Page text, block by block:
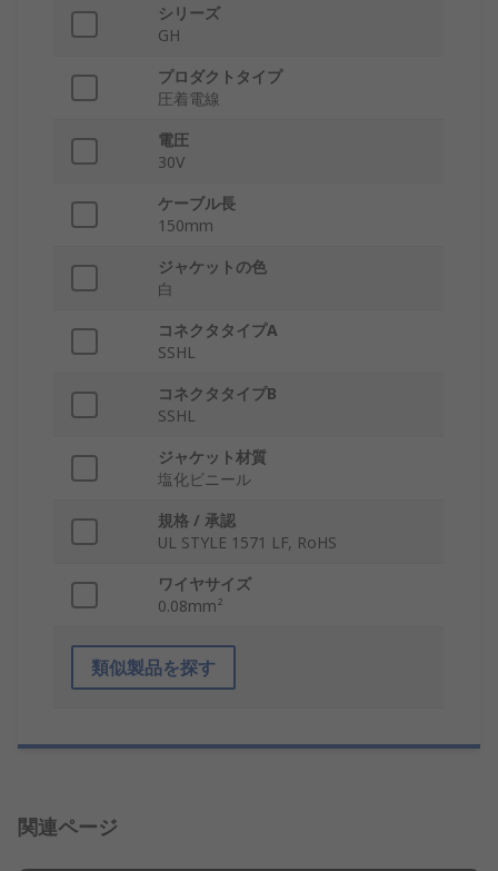
シリーズ
GH
プロダクトタイプ
圧着電線
電圧
30V
ケーブル長
150mm
ジャケットの色
白
コネクタタイプA
SSHL
コネクタタイプB
SSHL
ジャケット材質
塩化ビニール
規格 / 承認
UL STYLE 1571 LF, RoHS
ワイヤサイズ
0.08mm²
類似製品を探す
関連ページ